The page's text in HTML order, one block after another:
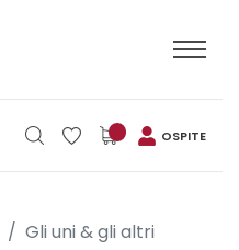
OSPITE
Gli uni & gli altri